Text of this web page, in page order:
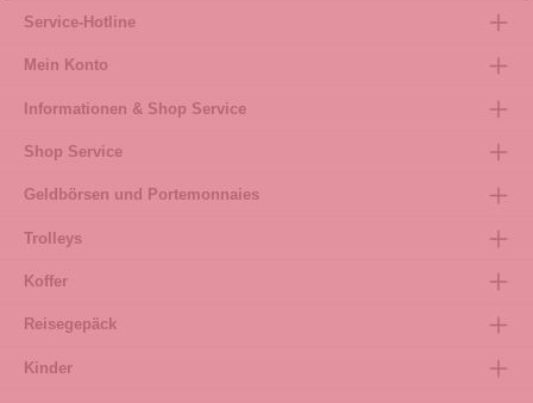
Service-Hotline
Mein Konto
Informationen & Shop Service
Shop Service
Geldbörsen und Portemonnaies
Trolleys
Koffer
Reisegepäck
Kinder